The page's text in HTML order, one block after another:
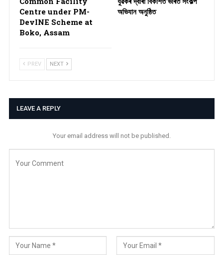
Centre under PM-
DevINE Scheme at
Boko, Assam
অভিযান অনুষ্ঠিত
PREV NEXT
LEAVE A REPLY
Your email address will not be published.